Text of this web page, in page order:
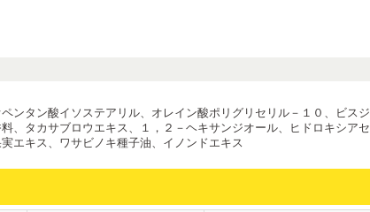
ンタン酸イソステアリル、オレイン酸ポリグリセリル－１０、ビスジ
、タカサブロウエキス、１，２－ヘキサンジオール、ヒドロキシアセ
エキス、ワサビノキ種子油、イノンドエキス